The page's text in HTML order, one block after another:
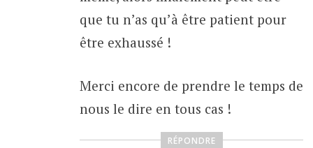
que tu n’as qu’à être patient pour
être exhaussé !
Merci encore de prendre le temps de
nous le dire en tous cas !
RÉPONDRE